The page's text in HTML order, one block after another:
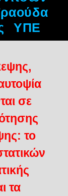
ΥΠΕ
σε
το
τα